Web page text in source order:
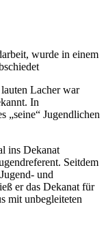
wurde in einem
Lacher war
In
„seine“ Jugendlichen
ins Dekanat
Seitdem
und
er das Dekanat für
mit unbegleiteten